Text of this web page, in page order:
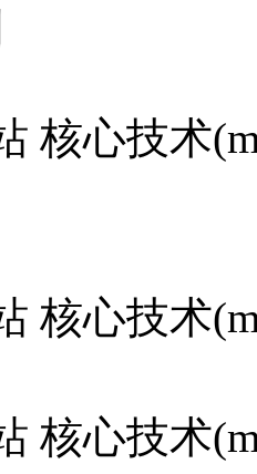
核心技术
核心技术
核心技术